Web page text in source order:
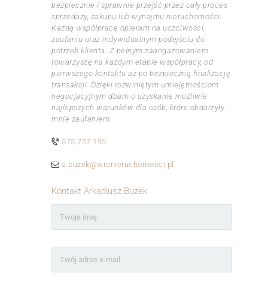
bezpiecznie i sprawnie przejść przez cały proces
sprzedaży, zakupu lub wynajmu nieruchomości.
Każdą współpracę opieram na uczciwości,
zaufaniu oraz indywidualnym podejściu do
potrzeb klienta. Z pełnym zaangażowaniem
towarzyszę na każdym etapie współpracy, od
pierwszego kontaktu aż po bezpieczną finalizację
transakcji. Dzięki rozwiniętym umiejętnościom
negocjacyjnym dbam o uzyskanie możliwie
najlepszych warunków dla osób, które obdarzyły
mnie zaufaniem.
575 757 195
a.buzek@wronieruchomosci.pl
Kontakt Arkadiusz Buzek